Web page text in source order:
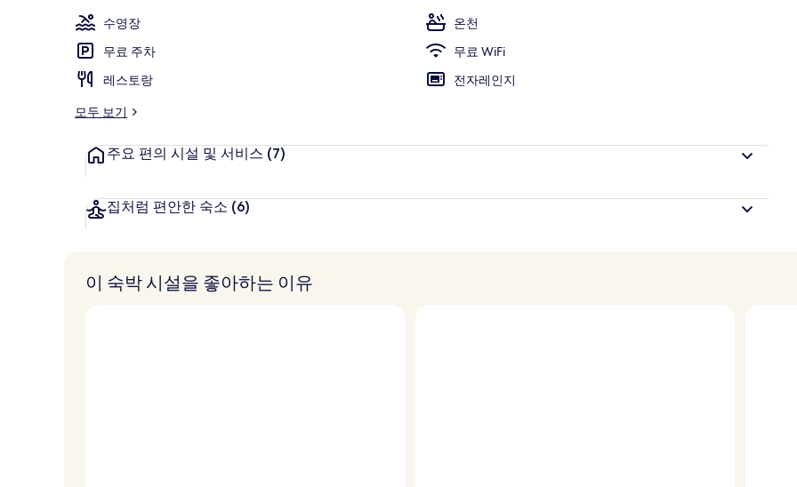
수영장
온천
무료 주차
무료 WiFi
레스토랑
전자레인지
모두 보기
주요 편의 시설 및 서비스 (7)
집처럼 편안한 숙소 (6)
이 숙박 시설을 좋아하는 이유